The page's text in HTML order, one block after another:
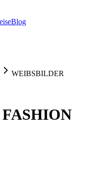
Blog
WEIBSBILDER